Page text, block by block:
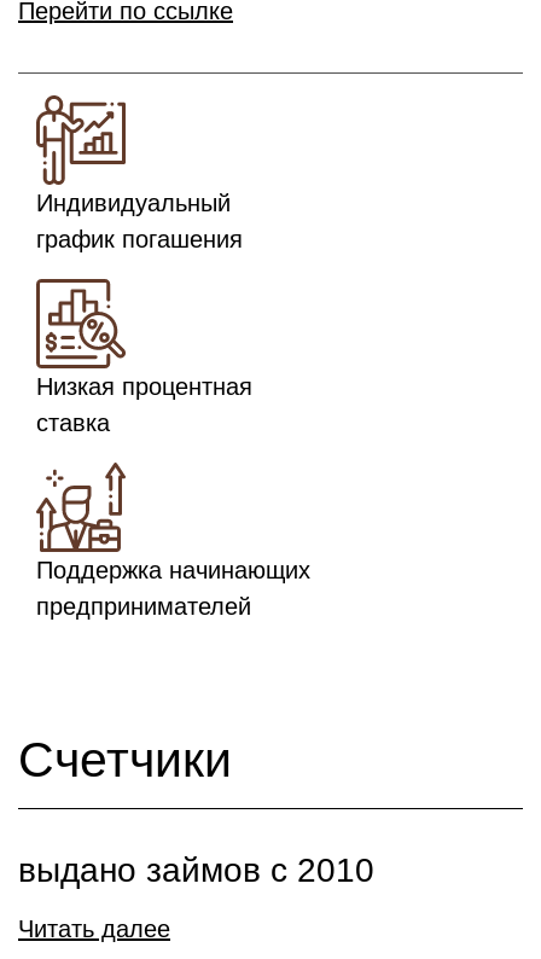
Перейти по ссылке
Индивидуальный
график погашения
Низкая процентная
ставка
Поддержка начинающих
предпринимателей
Счетчики
выдано займов с 2010
Читать далее